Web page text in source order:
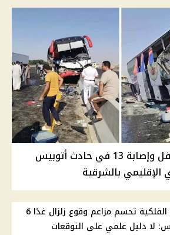
بالأسماء.. مصرع طفل وإصابة 13 في حادث أتوبيس
الإقليمي بالشرقية
البحوث الفلكية تحسم مزاعم وقوع زلزال غدًا 6
لا دليل علمي على التوقعات